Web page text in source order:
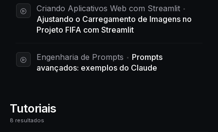
Criando Aplicativos Web com Streamlit
Ajustando o Carregamento de Imagens no
Projeto FIFA com Streamlit
Engenharia de Prompts
Prompts
avançados: exemplos do Claude
Tutoriais
8 resultados